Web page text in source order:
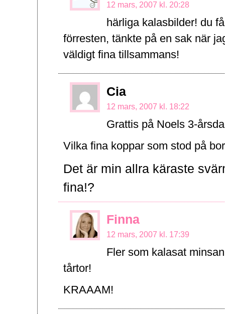
12 mars, 2007 kl. 20:28
härliga kalasbilder! du
förresten, tänkte på en sak när
väldigt fina tillsammans!
Cia
12 mars, 2007 kl. 18:22
Grattis på Noels 3-
Vilka fina koppar som stod på
Det är min allra käraste
fina!?
Finna
12 mars, 2007 kl. 17:39
Fler som kalasat
tårtor!
KRAAAM!